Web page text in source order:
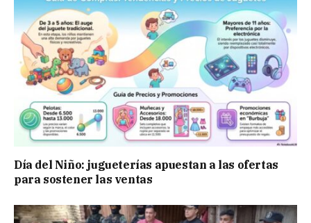
Día del Niño: jugueterías apuestan a las ofertas
para sostener las ventas